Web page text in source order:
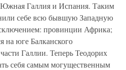
Южная Галлия и Испания. Таким
себе всю бывшую Западную
провинции Африка;
на юге Балканского
Галлии. Теперь Теодорих
себя самым могущественным